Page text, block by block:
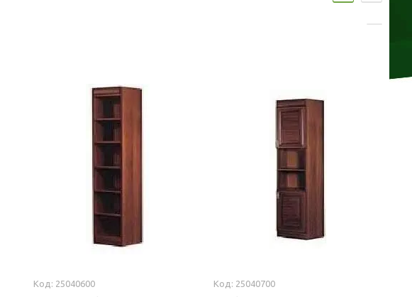
25040600 25040700